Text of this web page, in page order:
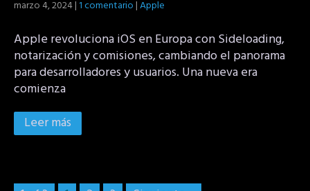
marzo 4, 2024|1 comentario|Apple
Apple revoluciona iOS en Europa con Sideloading,
notarización y comisiones, cambiando el panorama
para desarrolladores y usuarios. Una nueva era
comienza
Leer más